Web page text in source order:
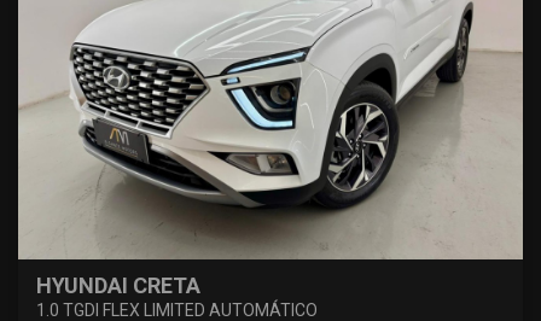
HYUNDAI CRETA
1.0 TGDI FLEX LIMITED AUTOMÁTICO